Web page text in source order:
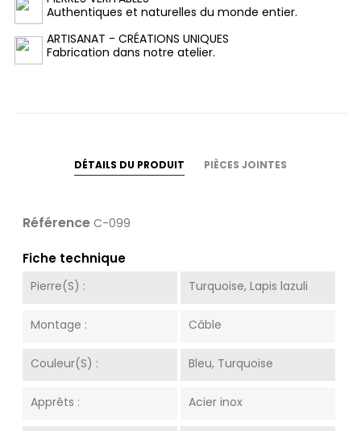
Authentiques et naturelles du monde entier.
ARTISANAT - CRÉATIONS UNIQUES
Fabrication dans notre atelier.
DÉTAILS DU PRODUIT PIÈCES JOINTES
Référence C-099
Fiche technique
Pierre(s) : Turquoise, Lapis lazuli
Montage : Câble
Couleur(s) : Bleu, Turquoise
Apprêts : Acier inox